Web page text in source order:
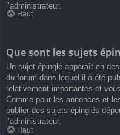
l’administrateur.
Haut
Que sont les sujets
Un sujet épinglé apparaît en
du forum dans lequel il a été
relativement importantes et
Comme pour les annonces et
publier des sujets épinglés
l’administrateur.
Haut